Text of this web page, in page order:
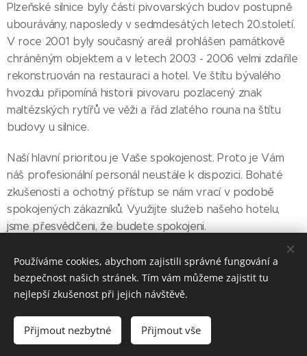
Plzeňské silnice byly části pivovarských budov postupně
ubourávány, naposledy v sedmdesátých letech 20.století.
V roce 2001 byly současný areál prohlášen památkově
chráněným objektem a v letech 2003 - 2006 velmi zdařile
rekonstruován na restauraci a hotel. Ve štítu bývalého
hvozdu připomíná historii pivovaru pozlacený znak
maltézských rytířů ve věži a řád zlatého rouna na štítu
budovy u silnice.
Naší hlavní prioritou je Vaše spokojenost. Proto je Vám
náš profesionální personál neustále k dispozici. Bohaté
zkušenosti a ochotný přístup se nám vrací v podobě
spokojených zákazníků. Využijte služeb našeho hotelu,
jsme přesvědčeni, že budete spokojeni.
Cookies
Používáme cookies, abychom zajistili správné fungování a
bezpečnost našich stránek. Tím vám můžeme zajistit tu
nejlepší zkušenost při jejich návštěvě.
Přijmout nezbytné Přijmout vše